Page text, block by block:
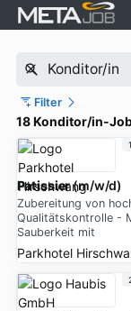
Filter
18 Konditor/in-
Patissier(m/w/d)
Zubereitung von
Qualitätskontrolle -
Sauberkeit mit
Parkhotel
1